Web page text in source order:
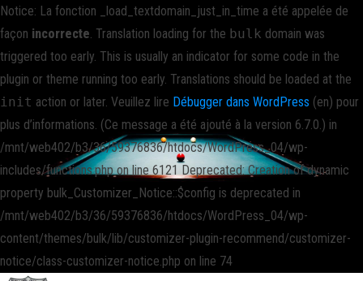
Notice: La fonction _load_textdomain_just_in_time a été appelée de
façon incorrecte. Translation loading for the bulk domain was
triggered too early. This is usually an indicator for some code in the
plugin or theme running too early. Translations should be loaded at the
init action or later. Veuillez lire Débugger dans WordPress (en) pour
plus d’informations. (Ce message a été ajouté à la version 6.7.0.) in
/mnt/web402/b3/36/59376836/htdocs/WordPress_04/wp-
includes/functions.php on line 6121 Deprecated: Creation of dynamic
property bulk_Customizer_Notice::$config is deprecated in
/mnt/web402/b3/36/59376836/htdocs/WordPress_04/wp-
content/themes/bulk/lib/customizer-plugin-recommend/customizer-
notice/class-customizer-notice.php on line 74